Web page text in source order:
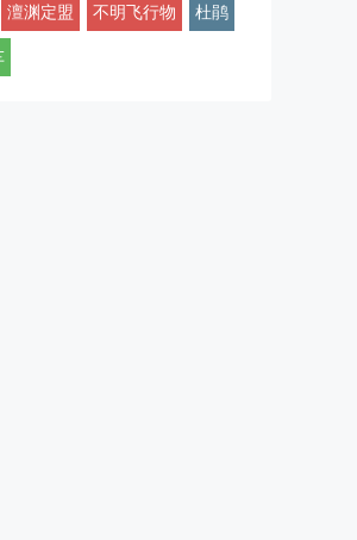
澶渊定盟 不明飞行物 杜鹃